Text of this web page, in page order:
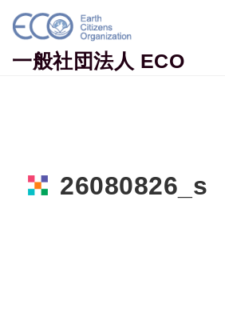
Skip to content
一般社団法人 ECO
26080826_s